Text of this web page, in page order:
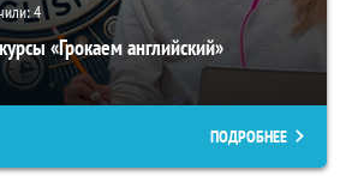
4
«Грокаем английский»
ПОДРОБНЕЕ